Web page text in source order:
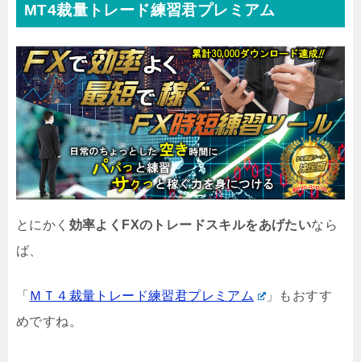
MT4裁量トレード練習君プレミアム
とにかく 効率よくFXのトレードスキルをあげたいなら
ば、
「 ＭＴ４裁量トレード練習君プレミアム
」もおすす
めですね。